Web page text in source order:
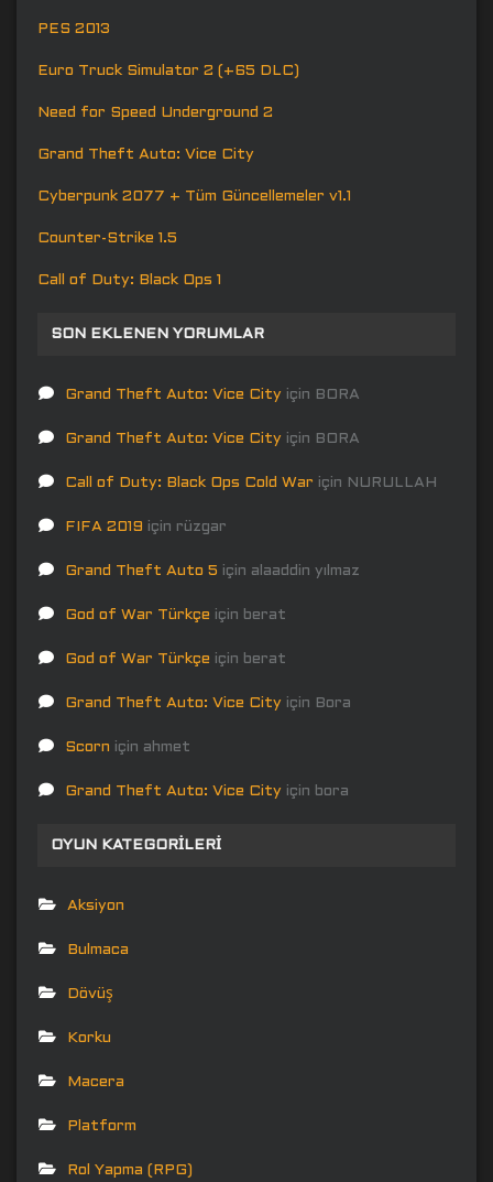
PES 2013
Euro Truck Simulator 2 (+65 DLC)
Need for Speed Underground 2
Grand Theft Auto: Vice City
Cyberpunk 2077 + Tüm Güncellemeler v1.1
Counter-Strike 1.5
Call of Duty: Black Ops 1
SON EKLENEN YORUMLAR
Grand Theft Auto: Vice City için BORA
Grand Theft Auto: Vice City için BORA
Call of Duty: Black Ops Cold War için NURULLAH
FIFA 2019 için rüzgar
Grand Theft Auto 5 için alaaddin yılmaz
God of War Türkçe için berat
God of War Türkçe için berat
Grand Theft Auto: Vice City için Bora
Scorn için ahmet
Grand Theft Auto: Vice City için bora
OYUN KATEGORILERI
Aksiyon
Bulmaca
Dövüş
Korku
Macera
Platform
Rol Yapma (RPG)